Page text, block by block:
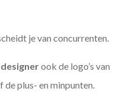
je van concurrenten.
ook de logo’s van
plus- en minpunten.